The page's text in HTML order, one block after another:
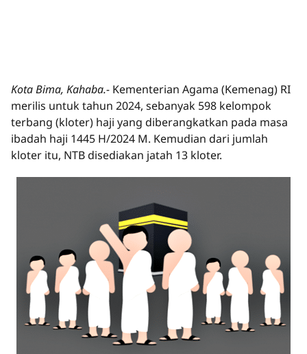
Kota Bima, Kahaba.- Kementerian Agama (Kemenag) RI
merilis untuk tahun 2024, sebanyak 598 kelompok
terbang (kloter) haji yang diberangkatkan pada masa
ibadah haji 1445 H/2024 M. Kemudian dari jumlah
kloter itu, NTB disediakan jatah 13 kloter.